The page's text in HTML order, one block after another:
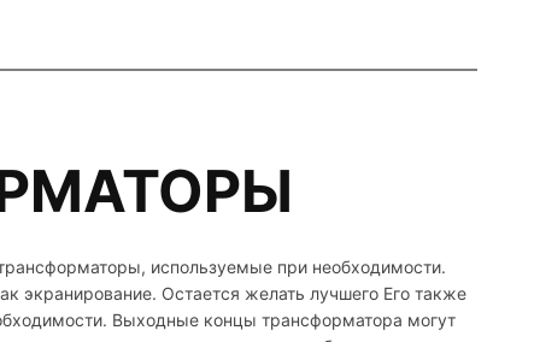
используемые при необходимости.
экранирование. Остается желать лучшего Его также
Выходные концы трансформатора могут